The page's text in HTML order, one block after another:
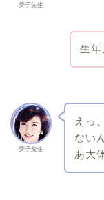
夢子先生
生年
夢子先生
えっ
ない
あ大